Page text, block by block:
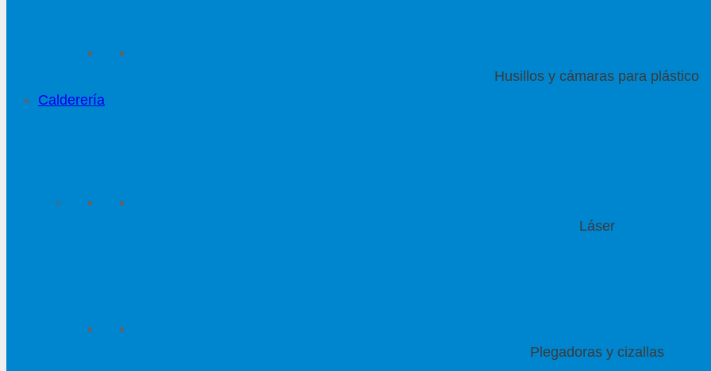
Husillos y cámaras para plástico
Calderería
Láser
Plegadoras y cizallas